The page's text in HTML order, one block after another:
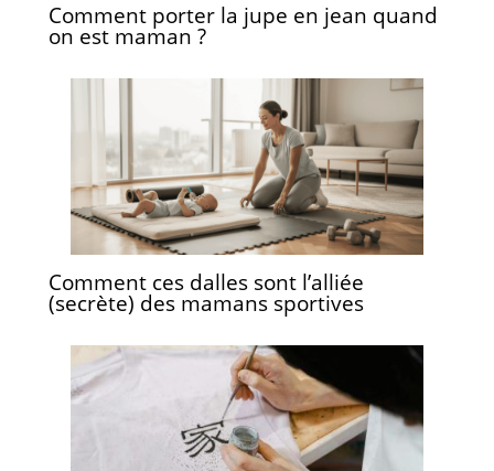
Comment porter la jupe en jean quand
on est maman ?
Comment ces dalles sont l’alliée
(secrète) des mamans sportives